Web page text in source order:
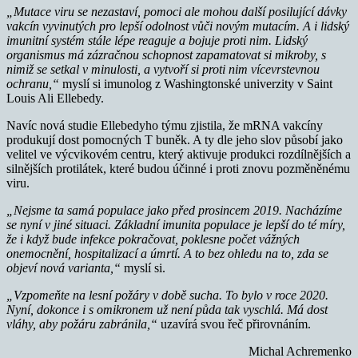
„Mutace viru se nezastaví, pomoci ale mohou další posilující dávky
vakcín vyvinutých pro lepší odolnost vůči novým mutacím. A i lidský
imunitní systém stále lépe reaguje a bojuje proti nim. Lidský
organismus má zázračnou schopnost zapamatovat si mikroby, s
nimiž se setkal v minulosti, a vytvoří si proti nim vícevrstevnou
ochranu,“ myslí si imunolog z Washingtonské univerzity v Saint
Louis Ali Ellebedy.
Navíc nová studie Ellebedyho týmu zjistila, že mRNA vakcíny
produkují dost pomocných T buněk. A ty dle jeho slov působí jako
velitel ve výcvikovém centru, který aktivuje produkci rozdílnějších a
silnějších protilátek, které budou účinné i proti znovu pozměněnému
viru.
„Nejsme ta samá populace jako před prosincem 2019. Nacházíme
se nyní v jiné situaci. Základní imunita populace je lepší do té míry,
že i když bude infekce pokračovat, poklesne počet vážných
onemocnění, hospitalizací a úmrtí. A to bez ohledu na to, zda se
objeví nová varianta,“ myslí si.
„Vzpomeňte na lesní požáry v době sucha. To bylo v roce 2020.
Nyní, dokonce i s omikronem už není půda tak vyschlá. Má dost
vláhy, aby požáru zabránila,“ uzavírá svou řeč přirovnáním.
Michal Achremenko